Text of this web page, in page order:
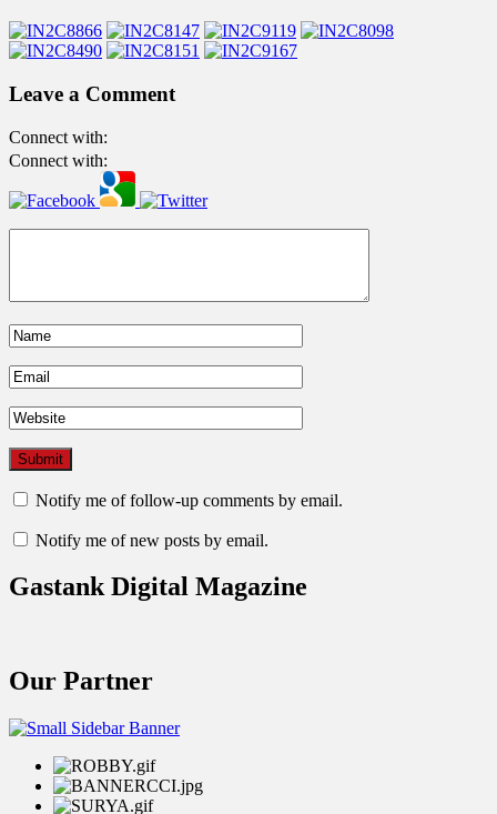
Leave a Comment
Connect with:
Connect with:
Notify me of follow-up comments by email.
Notify me of new posts by email.
Gastank Digital Magazine
Our Partner